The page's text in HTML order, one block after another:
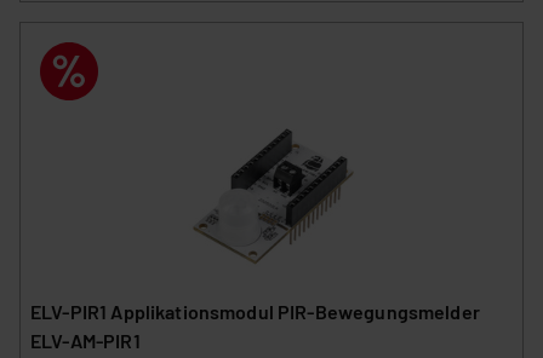
ELV-PIR1 Applikationsmodul PIR-Bewegungsmelder
ELV-AM-PIR1